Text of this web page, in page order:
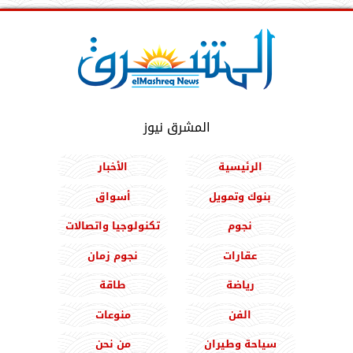
المشرق نيوز
الرئيسية
الأخبار
بنوك وتمويل
أسواق
نجوم
تكنولوجيا واتصالات
عقارات
نجوم زمان
رياضة
طاقة
الفن
منوعات
سياحة وطيران
من نحن